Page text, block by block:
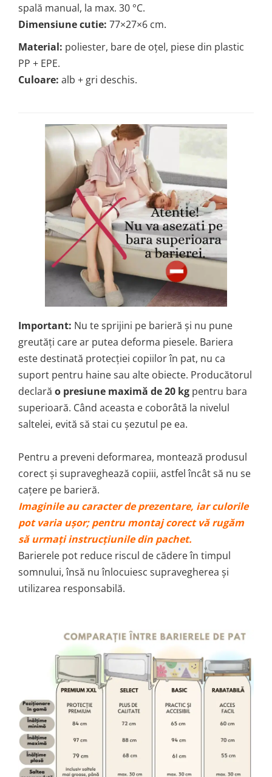
spală manual, la max. 30 °C.
Dimensiune cutie: 77×27×6 cm.
Material: poliester, bare de oțel, piese din plastic
PP + EPE.
Culoare: alb + gri deschis.
Important: Nu te sprijini pe barieră și nu pune
greutăți care ar putea deforma piesele. Bariera
este destinată protecției copiilor în pat, nu ca
suport pentru haine sau alte obiecte. Producătorul
declară o presiune maximă de 20 kg pentru bara
superioară. Când aceasta e coborâtă la nivelul
saltelei, evită să stai cu șezutul pe ea.
Pentru a preveni deformarea, montează produsul
corect și supraveghează copiii, astfel încât să nu se
cațere pe barieră.
Imaginile au caracter de prezentare, iar culorile
pot varia ușor; pentru montaj corect vă rugăm
să urmați instrucțiunile din pachet.
Barierele pot reduce riscul de cădere în timpul
somnului, însă nu înlocuiesc supravegherea și
utilizarea responsabilă.